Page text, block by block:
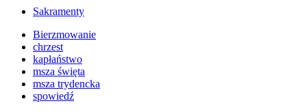
Sakramenty
Bierzmowanie
chrzest
kapłaństwo
msza święta
msza trydencka
spowiedź